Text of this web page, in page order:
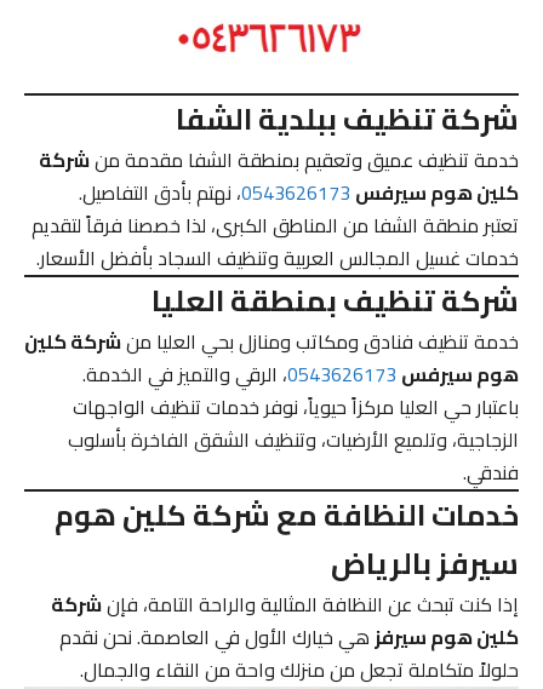
شركة تنظيف ببلدية الشفا
خدمة تنظيف عميق وتعقيم بمنطقة الشفا مقدمة منشركة
كلين هوم سيرفس0543626173، نهتم بأدق التفاصيل.
تعتبر منطقة الشفا من المناطق الكبرى، لذا خصصنا فرقاً لتقديم
خدمات غسيل المجالس العربية وتنظيف السجاد بأفضل الأسعار.
شركة تنظيف بمنطقة العليا
خدمة تنظيف فنادق ومكاتب ومنازل بحي العليا منشركة كلين
هوم سيرفس0543626173، الرقي والتميز في الخدمة.
باعتبار حي العليا مركزاً حيوياً، نوفر خدمات تنظيف الواجهات
الزجاجية، وتلميع الأرضيات، وتنظيف الشقق الفاخرة بأسلوب
فندقي.
خدمات النظافة مع شركة كلين هوم
سيرفز بالرياض
إذا كنت تبحث عن النظافة المثالية والراحة التامة، فإنشركة
كلين هوم سيرفزهي خيارك الأول في العاصمة. نحن نقدم
حلولاً متكاملة تجعل من منزلك واحة من النقاء والجمال.